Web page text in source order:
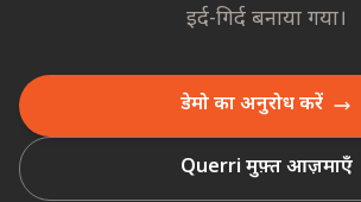
इर्द-गिर्द बनाया गया।
डेमो का अनुरोध करें
Querri मुफ़्त आज़माएँ